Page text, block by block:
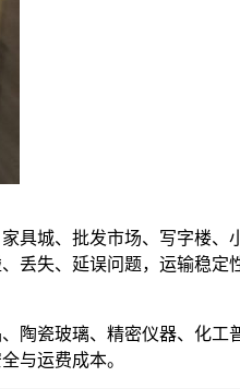
具城、批发市场、写字楼
丢失、延误问题，运输稳
陶瓷玻璃、精密仪器、化
与运费成本。